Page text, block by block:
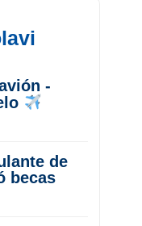
-
de
becas